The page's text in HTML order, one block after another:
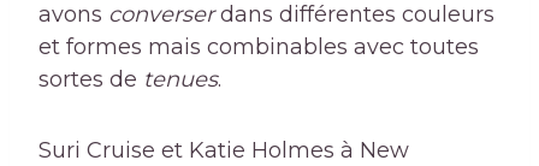
avons converserdans différentes couleurs
et formes mais combinables avec toutes
sortes de tenues.
Suri Cruise et Katie Holmes à New